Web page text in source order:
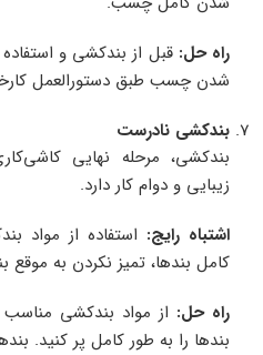
راه حل: قبل از بندکشی و
شدن چسب طبق دستورالعمل
بندکشی نادرست
بندکشی، مرحله نهایی
زیبایی و دوام کار دارد.
اشتباه رایج: استفاده از مواد
کامل بندها، تمیز نکردن به موقع
راه حل: از مواد بندکشی
بندها را به طور کامل پر کنید.